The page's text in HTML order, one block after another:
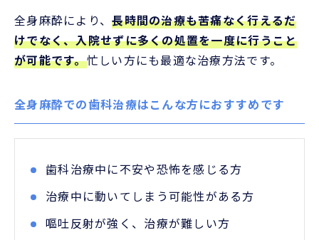
全身麻酔により、長時間の治療も苦痛なく行えるだ
けでなく、入院せずに多くの処置を一度に行うこと
が可能です。忙しい方にも最適な治療方法です。
全身麻酔での歯科治療はこんな方におすすめです
歯科治療中に不安や恐怖を感じる方
治療中に動いてしまう可能性がある方
嘔吐反射が強く、治療が難しい方